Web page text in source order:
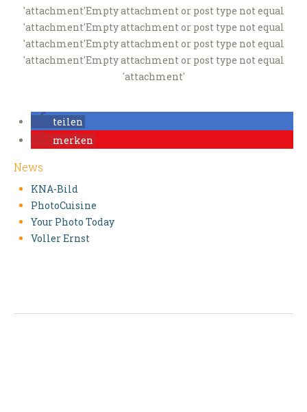
'attachment'Empty attachment or post type not equal
'attachment'Empty attachment or post type not equal
'attachment'Empty attachment or post type not equal
'attachment'Empty attachment or post type not equal
'attachment'
teilen
merken
News
KNA-Bild
PhotoCuisine
Your Photo Today
Voller Ernst